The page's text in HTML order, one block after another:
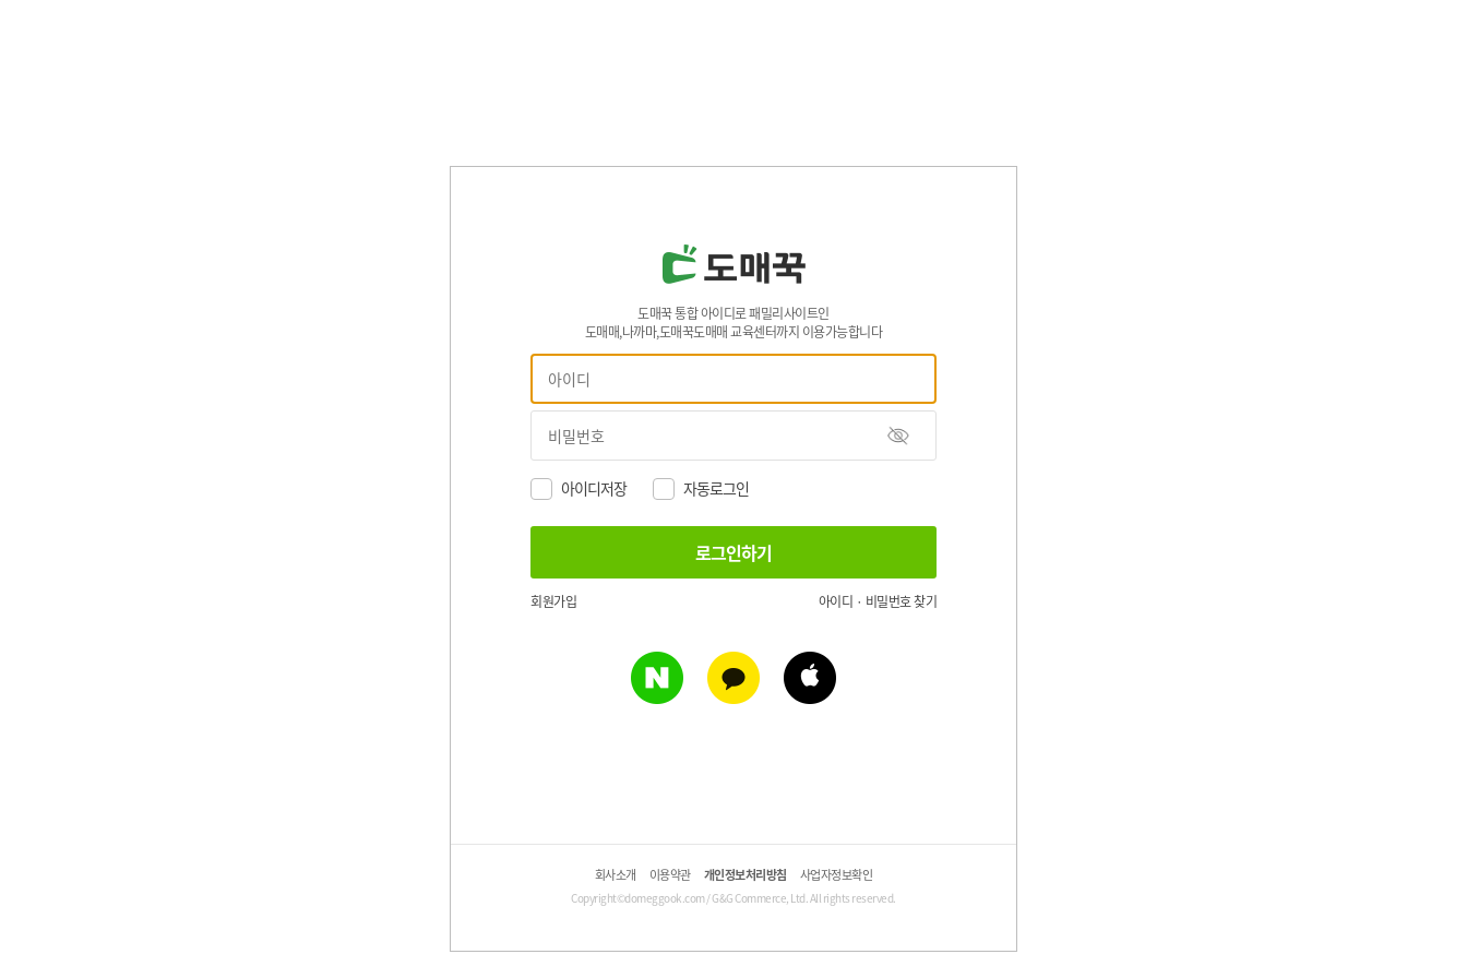
도매꾹 통합 아이디로 패밀리사이트인
도매매,나까마,도매꾹도매매 교육센터까지 이용가능합니다
아이디저장 자동로그인
회원가입 아이디 · 비밀번호 찾기
회사소개 이용약관 개인정보처리방침 사업자정보확인
Copyright©domeggook.com / G&G Commerce, Ltd. All rights reserved.